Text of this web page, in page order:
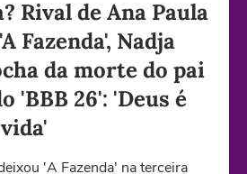
Rival de Ana Paula
Fazenda', Nadja
da morte do pai
'BBB 26': 'Deus é
'A Fazenda' na terceira